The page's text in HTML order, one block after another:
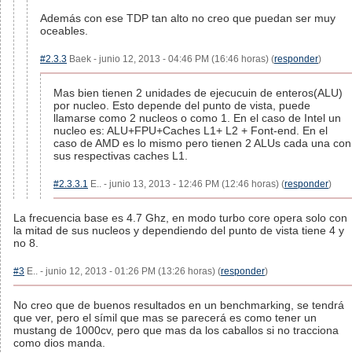
Además con ese TDP tan alto no creo que puedan ser muy
oceables.
#2.3.3 Baek - junio 12, 2013 - 04:46 PM (16:46 horas) (responder)
Mas bien tienen 2 unidades de ejecucuin de enteros(ALU)
por nucleo. Esto depende del punto de vista, puede
llamarse como 2 nucleos o como 1. En el caso de Intel un
nucleo es: ALU+FPU+Caches L1+ L2 + Font-end. En el
caso de AMD es lo mismo pero tienen 2 ALUs cada una con
sus respectivas caches L1.
#2.3.3.1 E.. - junio 13, 2013 - 12:46 PM (12:46 horas) (responder)
La frecuencia base es 4.7 Ghz, en modo turbo core opera solo con
la mitad de sus nucleos y dependiendo del punto de vista tiene 4 y
no 8.
#3 E.. - junio 12, 2013 - 01:26 PM (13:26 horas) (responder)
No creo que de buenos resultados en un benchmarking, se tendrá
que ver, pero el símil que mas se parecerá es como tener un
mustang de 1000cv, pero que mas da los caballos si no tracciona
como dios manda.